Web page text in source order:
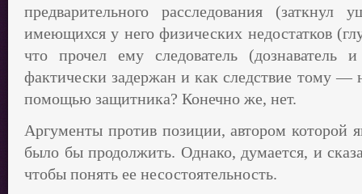
предварительного расследования
имеющихся у него физических недостатков
что прочел ему следователь
фактически задержан и как следствие тому —
помощью защитника? Конечно же, нет.
Аргументы против позиции, автором которой
было бы продолжить. Однако, думается, и
чтобы понять ее несостоятельность.